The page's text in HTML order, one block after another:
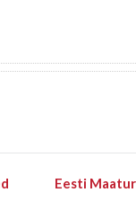
Eesti